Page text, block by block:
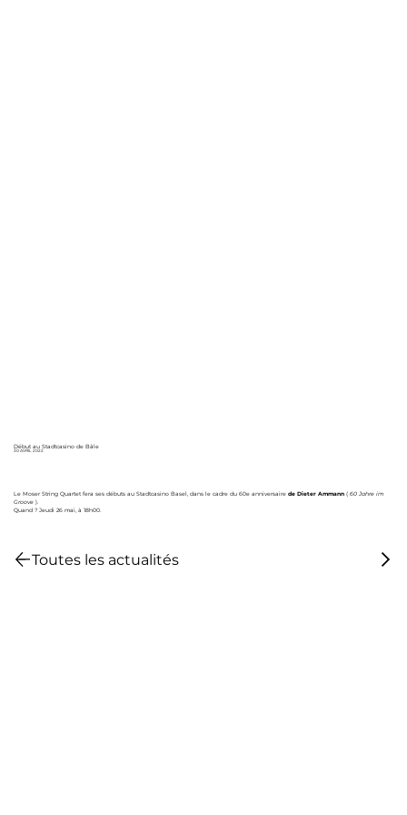
30 AVRIL 2022
Début au Stadtcasino de Bâle
Le Moser String Quartet fera ses débuts au Stadtcasino Basel, dans le cadre du 60e anniversaire de Dieter Ammann ( 60 Jahre im
Groove ).
Quand ? Jeudi 26 mai, à 18h00.
Toutes les actualités